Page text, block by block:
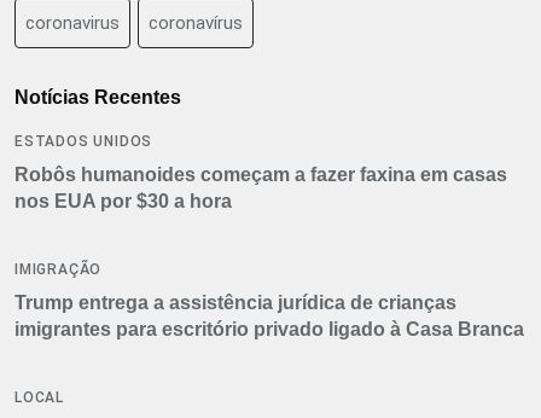
coronavirus coronavírus
Notícias Recentes
ESTADOS UNIDOS
Robôs humanoides começam a fazer faxina em casas
nos EUA por $30 a hora
IMIGRAÇÃO
Trump entrega a assistência jurídica de crianças
imigrantes para escritório privado ligado à Casa Branca
LOCAL